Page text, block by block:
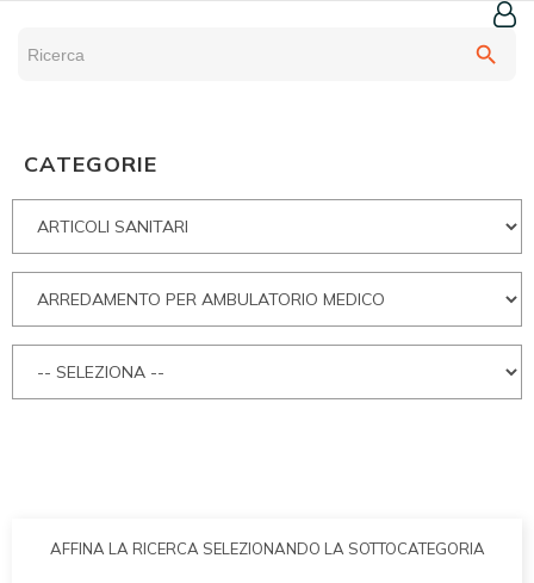
search
CATEGORIE
AFFINA LA RICERCA SELEZIONANDO LA SOTTOCATEGORIA